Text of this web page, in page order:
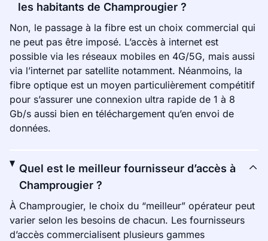
les habitants de Champrougier ?
Non, le passage à la fibre est un choix commercial qui
ne peut pas être imposé. L’accès à internet est
possible via les réseaux mobiles en 4G/5G, mais aussi
via l’internet par satellite notamment. Néanmoins, la
fibre optique est un moyen particulièrement compétitif
pour s’assurer une connexion ultra rapide de 1 à 8
Gb/s aussi bien en téléchargement qu’en envoi de
données.
Quel est le meilleur fournisseur d’accès à
Champrougier ?
À Champrougier, le choix du “meilleur” opérateur peut
varier selon les besoins de chacun. Les fournisseurs
d’accès commercialisent plusieurs gammes